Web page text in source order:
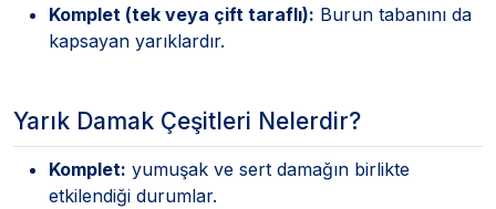
Komplet (tek veya çift taraflı): Burun tabanını da
kapsayan yarıklardır.
Yarık Damak Çeşitleri Nelerdir?
Komplet: yumuşak ve sert damağın birlikte
etkilendiği durumlar.